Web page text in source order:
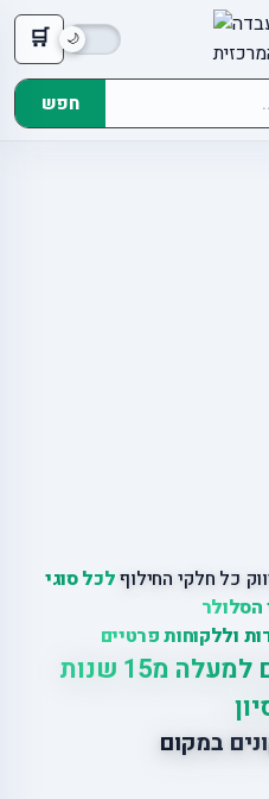
🛒
חפש
כל חלקי החילוףלכל סוגי
וללקוחות פרטיים
מובילים בסלולר עם למעלה מ15 שנות
במקום